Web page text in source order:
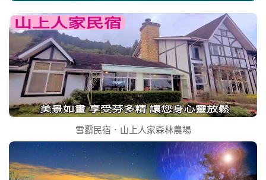
雪霸民宿．山上人家森林農場